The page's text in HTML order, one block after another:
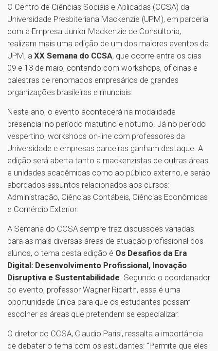
O Centro de Ciências Sociais e Aplicadas (CCSA) da
Universidade Presbiteriana Mackenzie (UPM), em parceria
com a Empresa Junior Mackenzie de Consultoria,
realizam mais uma edição de um dos maiores eventos da
UPM, a XX Semana do CCSA, que ocorre entre os dias
09 e 13 de maio, contando com workshops, oficinas e
palestras de renomados empresários de grandes
organizações brasileiras e mundiais.
Neste ano, o evento acontecerá na modalidade
presencial no período matutino e noturno. Já no período
vespertino, workshops on-line com professores da
Universidade e empresas parceiras ganham destaque. A
edição será aberta tanto a mackenzistas de outras áreas
e unidades acadêmicas como ao público externo, e serão
abordados assuntos relacionados aos cursos:
Administração, Ciências Contábeis, Ciências Econômicas
e Comércio Exterior.
A Semana do CCSA sempre traz discussões variadas
para as mais diversas áreas de atuação profissional dos
alunos, o tema desta edição é Os Desafios da Era
Digital: Desenvolvimento Profissional, Inovação
Disruptiva e Sustentabilidade . Segundo o coordenador
do evento, professor Wagner Ricarth, essa é uma
oportunidade única para que os estudantes possam
escolher as áreas que pretendem se especializar.
O diretor do CCSA, Claudio Parisi, ressalta a importância
de debater o tema com os estudantes: “Permite que eles